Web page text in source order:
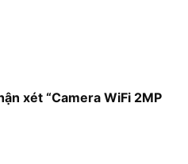
xét “Camera WiFi 2MP